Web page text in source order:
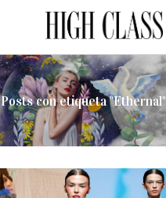
Posts con etiqueta "Ethernal"